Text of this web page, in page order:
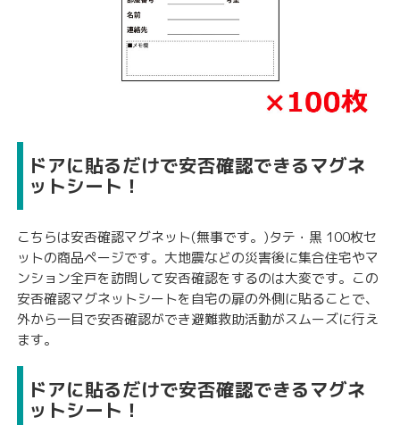
ドアに貼るだけで安否確認できるマグネ
ットシート！
こちらは安否確認マグネット(無事です。)タテ・黒 100枚セ
ットの商品ページです。大地震などの災害後に集合住宅やマ
ンション全戸を訪問して安否確認をするのは大変です。この
安否確認マグネットシートを自宅の扉の外側に貼ることで、
外から一目で安否確認ができ避難救助活動がスムーズに行え
ます。
ドアに貼るだけで安否確認できるマグネ
ットシート！